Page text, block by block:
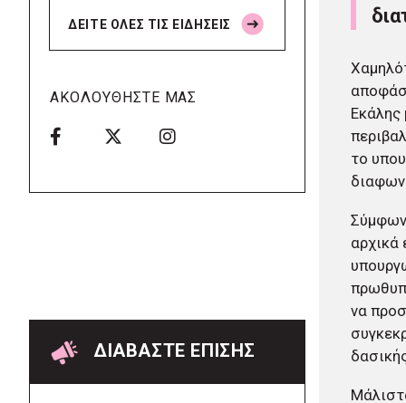
Εκάλης
το
αρχικά
να
Δήμος Μετεώρων: Επενδύει
στην πρωτοβάθμια υγεία με
Δήμος Παπάγου-Χολαργού:
Επαναλαμβανόμενοι
βανδαλισμοί στο δίκτυο
το εκκλησάκι της
Μεταμόρφωσης του Σωτήρος
πριν από 19 ώρες
Περιφέρεια Αττικής: Έξι
ΔΕΙΤΕ ΟΛΕΣ ΤΙΣ ΕΙΔΗΣΕΙΣ
ΑΚΟΛΟΥΘΗΣΤΕ ΜΑΣ
ΔΙΑΒΑΣΤΕ ΕΠΙΣΗΣ